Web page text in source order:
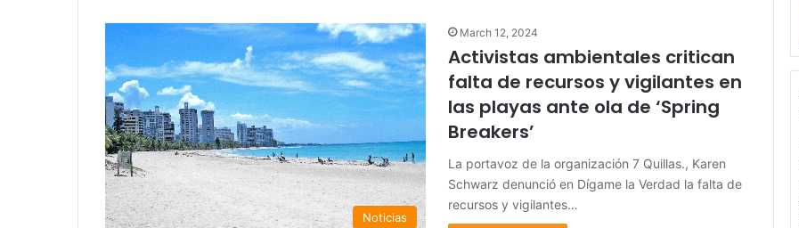
Noticias
March 12, 2024
Activistas ambientales critican
falta de recursos y vigilantes en
las playas ante ola de ‘Spring
Breakers’
La portavoz de la organización 7 Quillas., Karen
Schwarz denunció en Dígame la Verdad la falta de
recursos y vigilantes…